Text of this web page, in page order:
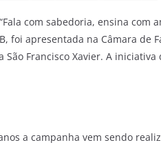
com sabedoria, ensina com
foi apresentada na Câmara de
Francisco Xavier. A iniciativa
a campanha vem sendo